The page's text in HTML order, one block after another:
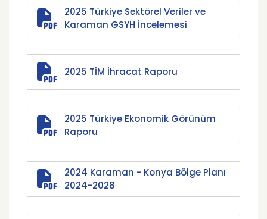
2025 Türkiye Sektörel Veriler ve
Karaman GSYH İncelemesi
2025 TİM İhracat Raporu
2025 Türkiye Ekonomik Görünüm
Raporu
2024 Karaman - Konya Bölge Planı
2024-2028